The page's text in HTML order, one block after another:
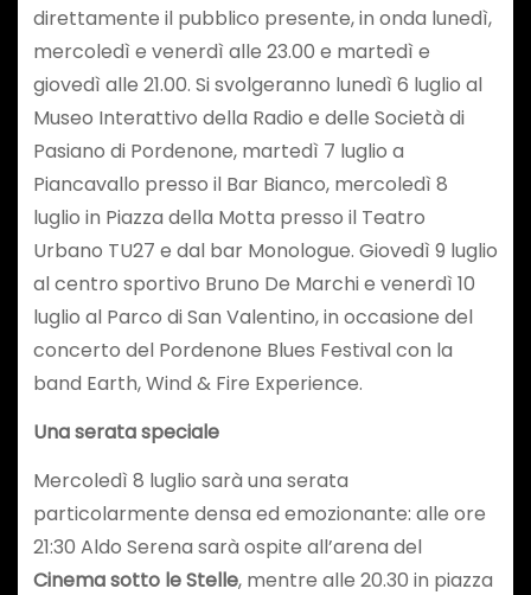
direttamente il pubblico presente, in onda lunedì,
mercoledì e venerdì alle 23.00 e martedì e
giovedì alle 21.00. Si svolgeranno lunedì 6 luglio al
Museo Interattivo della Radio e delle Società di
Pasiano di Pordenone, martedì 7 luglio a
Piancavallo presso il Bar Bianco, mercoledì 8
luglio in Piazza della Motta presso il Teatro
Urbano TU27 e dal bar Monologue. Giovedì 9 luglio
al centro sportivo Bruno De Marchi e venerdì 10
luglio al Parco di San Valentino, in occasione del
concerto del Pordenone Blues Festival con la
band Earth, Wind & Fire Experience.
Una serata speciale
Mercoledì 8 luglio sarà una serata
particolarmente densa ed emozionante: alle ore
21:30 Aldo Serena sarà ospite all’arena del
Cinema sotto le Stelle, mentre alle 20.30 in piazza